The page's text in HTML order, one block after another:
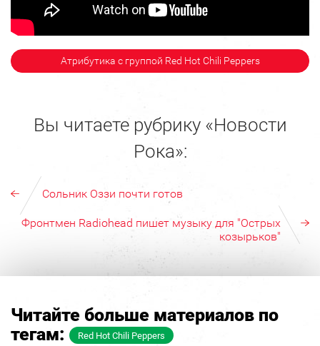
Атрибутика с группой Red Hot Chili Peppers
Вы читаете рубрику «Новости
Рока»:
Сольник Оззи почти готов
Фронтмен Radiohead пишет музыку для "Острых
козырьков"
Читайте больше материалов по
тегам:
Red Hot Chili Peppers